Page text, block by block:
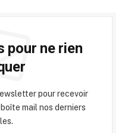
pour ne rien
pour recevoir
mail nos derniers